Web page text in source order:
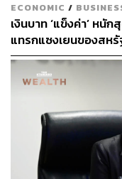
หลังจากที่ถูกคว่ำบาตร
รัสเซีย-จีนขยายตัวร้อ
รัสเซีย และในปี 2024
ล้านดอลลาร์ (เมื่อเปรี
ช่วงก่อนคว่ำบาตร มี
รัสเซียพึ่งพารายได้จ
จีน ได้แก่ น้ำมันดิบ (สั
ทั้งหมดไปจีน) ตามม
และถ่านหิน
ECONOMIC /
เงินบาท ‘แข็งค่า’ หนั
แทรกแซงเยนของส
เปิดเป้าสิ้นปีนี้จ่อแข็ง